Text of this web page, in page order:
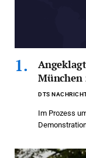
München
DTS
Im Prozess